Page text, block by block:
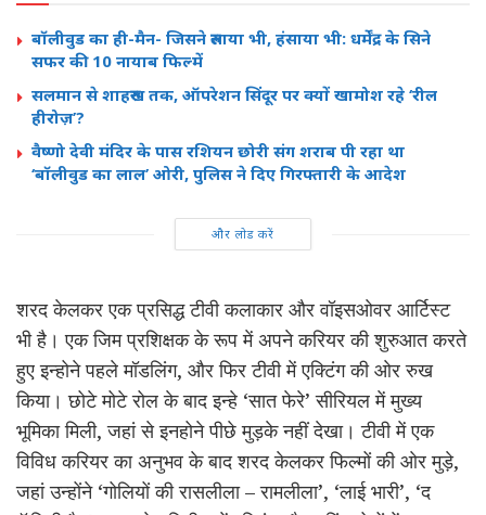
बॉलीवुड का ही-मैन- जिसने रुलाया भी, हंसाया भी: धर्मेंद्र के सिने
सफर की 10 नायाब फिल्में
सलमान से शाहरुख तक, ऑपरेशन सिंदूर पर क्यों खामोश रहे ‘रील
हीरोज़’?
वैष्णो देवी मंदिर के पास रशियन छोरी संग शराब पी रहा था
‘बॉलीवुड का लाल’ ओरी, पुलिस ने दिए गिरफ्तारी के आदेश
और लोड करें
शरद केलकर एक प्रसिद्ध टीवी कलाकार और वॉइसओवर आर्टिस्ट
भी है। एक जिम प्रशिक्षक के रूप में अपने करियर की शुरुआत करते
हुए इन्होने पहले मॉडलिंग, और फिर टीवी में एक्टिंग की ओर रुख
किया। छोटे मोटे रोल के बाद इन्हे ‘सात फेरे’ सीरियल में मुख्य
भूमिका मिली, जहां से इनहोने पीछे मुड़के नहीं देखा। टीवी में एक
विविध करियर का अनुभव के बाद शरद केलकर फिल्मों की ओर मुड़े,
जहां उन्होंने ‘गोलियों की रासलीला – रामलीला’, ‘लाई भारी’, ‘द